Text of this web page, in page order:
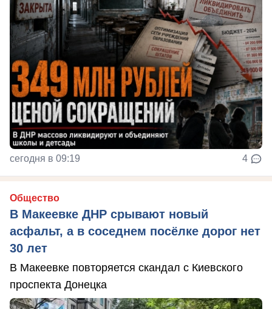
сегодня в 09:19 4
Общество
В Макеевке ДНР срывают новый
асфальт, а в соседнем посёлке дорог нет
30 лет
В Макеевке повторяется скандал с Киевского
проспекта Донецка